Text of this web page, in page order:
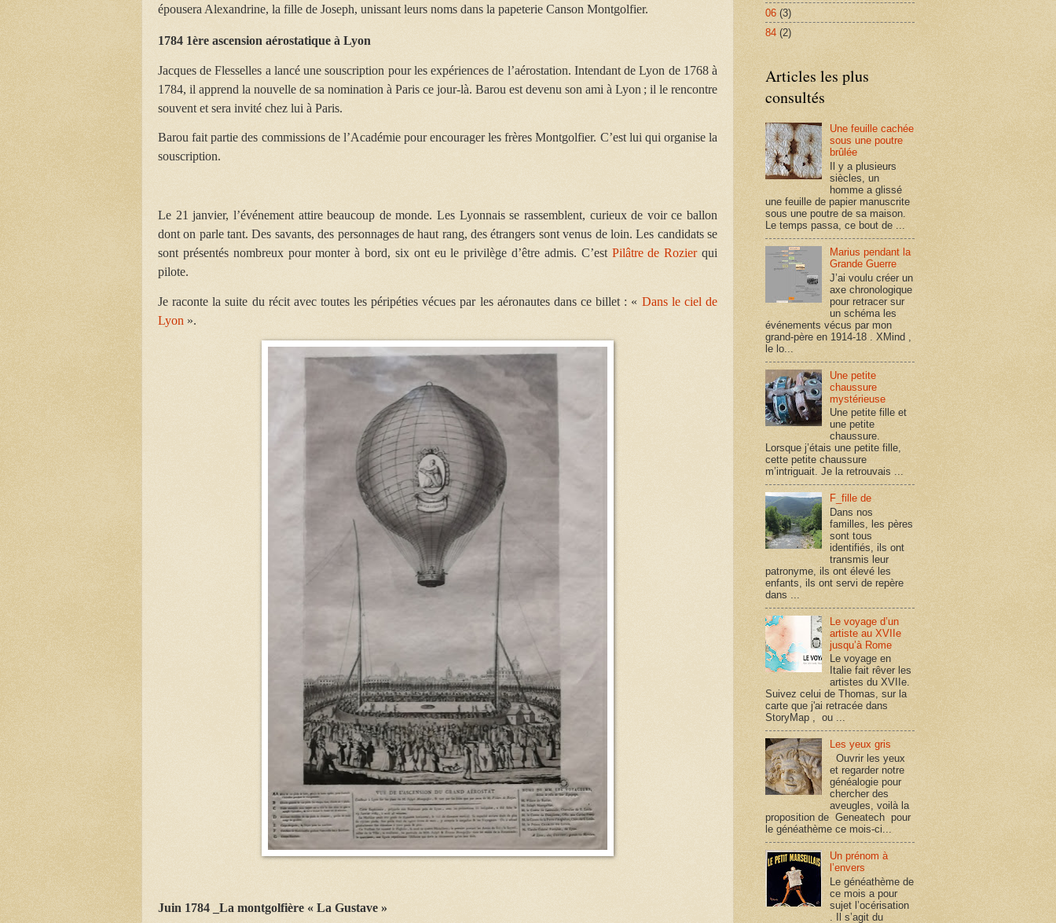
épousera Alexandrine, la fille de Joseph, unissant leurs noms dans la papeterie Canson Montgolfier.
1784 1ère ascension aérostatique à Lyon
Jacques de Flesselles a lancé une souscription pour les expériences de l’aérostation. Intendant de Lyon de 1768 à
1784, il apprend la nouvelle de sa nomination à Paris ce jour-là. Barou est devenu son ami à Lyon ; il le rencontre
souvent et sera invité chez lui à Paris.
Barou fait partie des commissions de l’Académie pour encourager les frères Montgolfier. C’est lui qui organise la
souscription.
Le 21 janvier, l’événement attire beaucoup de monde. Les Lyonnais se rassemblent, curieux de voir ce ballon
dont on parle tant. Des savants, des personnages de haut rang, des étrangers sont venus de loin. Les candidats se
sont présentés nombreux pour monter à bord, six ont eu le privilège d’être admis. C’est Pilâtre de Rozierqui
pilote.
Je raconte la suite du récit avec toutes les péripéties vécues par les aéronautes dans ce billet : « Dans le ciel de
Lyon ».
Juin 1784 _La montgolfière « La Gustave »
06 (3)
84 (2)
Articles les plus
consultés
Une feuille cachée
sous une poutre
brûlée
Il y a plusieurs
siècles, un
homme a glissé
une feuille de papier manuscrite
sous une poutre de sa maison.
Le temps passa, ce bout de ...
Marius pendant la
Grande Guerre
J’ai voulu créer un
axe chronologique
pour retracer sur
un schéma les
événements vécus par mon
grand-père en 1914-18 . XMind ,
le lo...
Une petite
chaussure
mystérieuse
Une petite fille et
une petite
chaussure.
Lorsque j’étais une petite fille,
cette petite chaussure
m’intriguait. Je la retrouvais ...
F_fille de
Dans nos
familles, les pères
sont tous
identifiés, ils ont
transmis leur
patronyme, ils ont élevé les
enfants, ils ont servi de repère
dans ...
Le voyage d’un
artiste au XVIIe
jusqu’à Rome
Le voyage en
Italie fait rêver les
artistes du XVIIe.
Suivez celui de Thomas, sur la
carte que j'ai retracée dans
StoryMap , ou ...
Les yeux gris
Ouvrir les yeux
et regarder notre
généalogie pour
chercher des
aveugles, voilà la
proposition de Geneatech pour
le généathème ce mois-ci...
Un prénom à
l’envers
Le généathème de
ce mois a pour
sujet l’océrisation
. Il s’agit du